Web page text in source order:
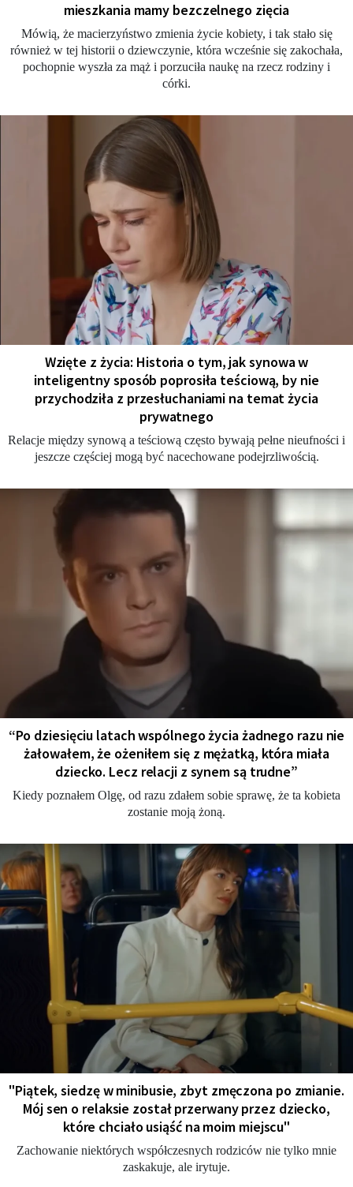
mieszkania mamy bezczelnego zięcia
Mówią, że macierzyństwo zmienia życie kobiety, i tak stało się
również w tej historii o dziewczynie, która wcześnie się zakochała,
pochopnie wyszła za mąż i porzuciła naukę na rzecz rodziny i
córki.
Wzięte z życia: Historia o tym, jak synowa w
inteligentny sposób poprosiła teściową, by nie
przychodziła z przesłuchaniami na temat życia
prywatnego
Relacje między synową a teściową często bywają pełne nieufności i
jeszcze częściej mogą być nacechowane podejrzliwością.
“Po dziesięciu latach wspólnego życia żadnego razu nie
żałowałem, że ożeniłem się z mężatką, która miała
dziecko. Lecz relacji z synem są trudne”
Kiedy poznałem Olgę, od razu zdałem sobie sprawę, że ta kobieta
zostanie moją żoną.
"Piątek, siedzę w minibusie, zbyt zmęczona po zmianie.
Mój sen o relaksie został przerwany przez dziecko,
które chciało usiąść na moim miejscu"
Zachowanie niektórych współczesnych rodziców nie tylko mnie
zaskakuje, ale irytuje.